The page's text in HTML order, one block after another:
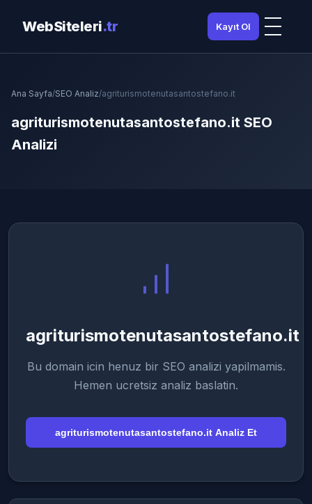
WebSiteleri.tr Kayıt Ol
Ana Sayfa/SEO Analiz/agriturismotenutasantostefano.it
agriturismotenutasantostefano.it SEO
Analizi
agriturismotenutasantostefano.it
Bu domain icin henuz bir SEO analizi yapilmamis.
Hemen ucretsiz analiz baslatin.
agriturismotenutasantostefano.it Analiz Et